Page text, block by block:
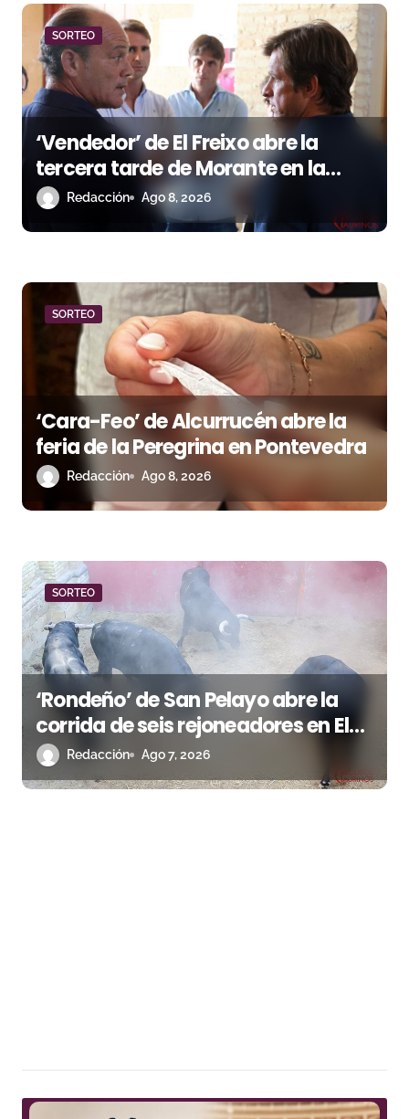
n
d
e
e
n
t
a
s
SORTEO
‘Vendedor’ de El Freixo abre la
tercera tarde de Morante en la
temporada portuense
Redacción Ago 8, 2026
SORTEO
‘Cara-Feo’ de Alcurrucén abre la
feria de la Peregrina en Pontevedra
Redacción Ago 8, 2026
SORTEO
‘Rondeño’ de San Pelayo abre la
corrida de seis rejoneadores en El
Puerto de Santa María esta noche
Redacción Ago 7, 2026